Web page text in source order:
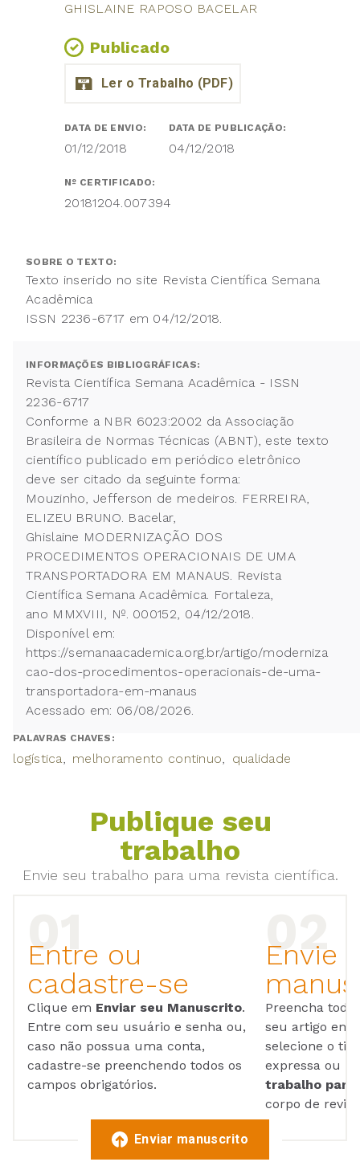
GHISLAINE RAPOSO BACELAR
Publicado
DATA DE ENVIO:
01/12/2018
DATA DE PUBLICAÇÃO:
04/12/2018
Nº CERTIFICADO:
20181204.007394
SOBRE O TEXTO:
Texto inserido no site Revista Científica Semana
Acadêmica
ISSN 2236-6717 em 04/12/2018.
INFORMAÇÕES BIBLIOGRÁFICAS:
Revista Científica Semana Acadêmica - ISSN
2236-6717
Conforme a NBR 6023:2002 da Associação
Brasileira de Normas Técnicas (ABNT), este texto
científico publicado em periódico eletrônico
deve ser citado da seguinte forma:
Mouzinho, Jefferson de medeiros. FERREIRA,
ELIZEU BRUNO. Bacelar,
Ghislaine MODERNIZAÇÃO DOS
PROCEDIMENTOS OPERACIONAIS DE UMA
TRANSPORTADORA EM MANAUS. Revista
Científica Semana Acadêmica. Fortaleza,
ano MMXVIII, Nº. 000152, 04/12/2018.
Disponível em:
https://semanaacademica.org.br/artigo/moderniza
cao-dos-procedimentos-operacionais-de-uma-
transportadora-em-manaus
Acessado em: 06/08/2026.
PALAVRAS CHAVES:
logística melhoramento continuo qualidade
Publique seu
trabalho
Envie seu trabalho para uma revista científica.
Entre ou
cadastre-se
Clique em Enviar seu Manuscrito.
Entre com seu usuário e senha ou,
caso não possua uma conta,
cadastre-se preenchendo todos os
campos obrigatórios.
Envie
Preencha
seu artigo em
selecione o
expressa ou
trabalho para
corpo de
Enviar manuscrito